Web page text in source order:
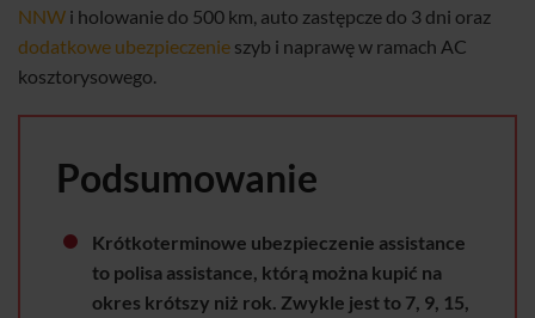
NNW i holowanie do 500 km, auto zastępcze do 3 dni oraz
dodatkowe ubezpieczenie szyb i naprawę w ramach AC
kosztorysowego.
Podsumowanie
Krótkoterminowe ubezpieczenie assistance
to polisa assistance, którą można kupić na
okres krótszy niż rok. Zwykle jest to 7, 9, 15,